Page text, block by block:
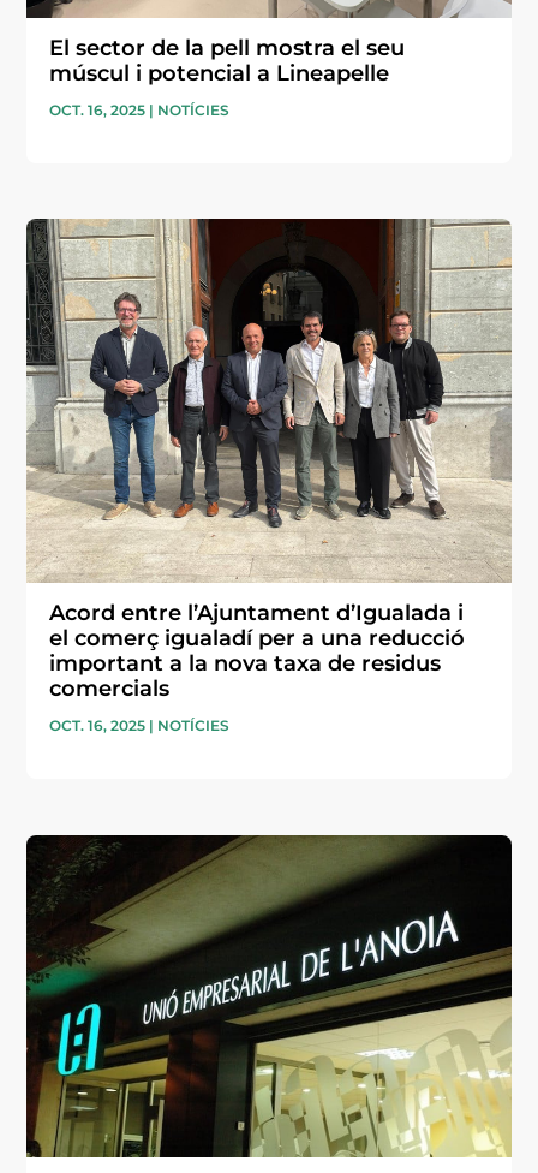
El sector de la pell mostra el seu
múscul i potencial a Lineapelle
OCT. 16, 2025 | NOTÍCIES
Acord entre l’Ajuntament d’Igualada i
el comerç igualadí per a una reducció
important a la nova taxa de residus
comercials
OCT. 16, 2025 | NOTÍCIES